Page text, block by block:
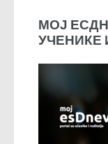
МОЈ
УЧЕНИКЕ